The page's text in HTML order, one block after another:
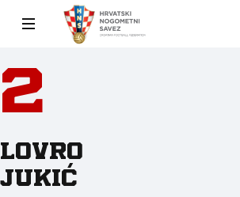
2
Lovro
Jukić